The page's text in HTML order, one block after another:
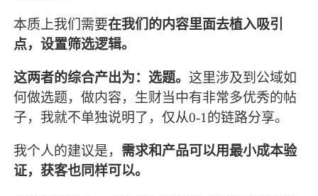
本质上我们需要在我们的内容里面去植入吸引
点，设置筛选逻辑。
这两者的综合产出为：选题。 这里涉及到公域如
何做选题，做内容，生财当中有非常多优秀的帖
子，我就不单独说明了，仅从0-1的链路分享。
我个人的建议是， 需求和产品可以用最小成本验
证，获客也同样可以。